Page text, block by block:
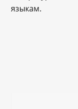
языкам.